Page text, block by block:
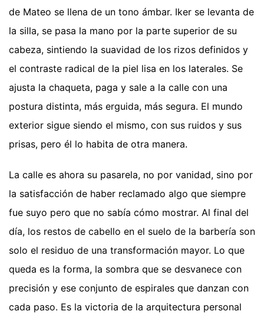
de Mateo se llena de un tono ámbar. Iker se levanta de
la silla, se pasa la mano por la parte superior de su
cabeza, sintiendo la suavidad de los rizos definidos y
el contraste radical de la piel lisa en los laterales. Se
ajusta la chaqueta, paga y sale a la calle con una
postura distinta, más erguida, más segura. El mundo
exterior sigue siendo el mismo, con sus ruidos y sus
prisas, pero él lo habita de otra manera.
La calle es ahora su pasarela, no por vanidad, sino por
la satisfacción de haber reclamado algo que siempre
fue suyo pero que no sabía cómo mostrar. Al final del
día, los restos de cabello en el suelo de la barbería son
solo el residuo de una transformación mayor. Lo que
queda es la forma, la sombra que se desvanece con
precisión y ese conjunto de espirales que danzan con
cada paso. Es la victoria de la arquitectura personal